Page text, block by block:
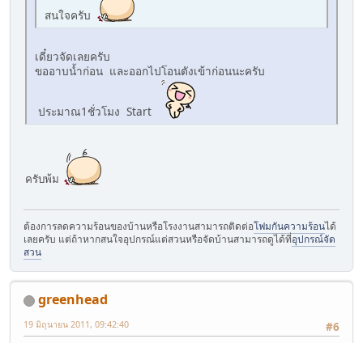
สนใจครับ
เดี๋ยวจัดเลยครับ
ขออาบน้ำก่อน และออกไปโอนตังเข้าก่อนนะครับ
ประมาณ1ชั่วโมง Start
ครับพ้ม
ต้องการลดความร้อนของบ้านหรือโรงงานสามารถติดต่อโฟมกันความร้อนได้
เลยครับ แต่ถ้าหากสนใจอุปกรณ์แต่สวนหรือจัดบ้านสามารถดูได้ที่อุปกรณ์จัด
สวน
greenhead
#6
19 มิถุนายน 2011, 09:42:40